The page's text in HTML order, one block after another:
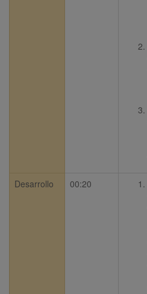
Desarrollo 00:20